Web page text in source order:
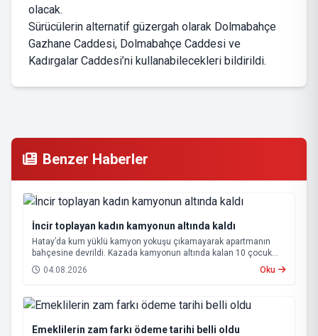
olacak.
Sürücülerin alternatif güzergah olarak Dolmabahçe
Gazhane Caddesi, Dolmabahçe Caddesi ve
Kadırgalar Caddesi’ni kullanabilecekleri bildirildi.
Benzer Haberler
İncir toplayan kadın kamyonun altında kaldı
Hatay’da kum yüklü kamyon yokuşu çıkamayarak apartmanın
bahçesine devrildi. Kazada kamyonun altında kalan 10 çocuk
annesi 65 yaşındaki kadın hayatını kaybetti.
04.08.2026 Oku
Emeklilerin zam farkı ödeme tarihi belli oldu